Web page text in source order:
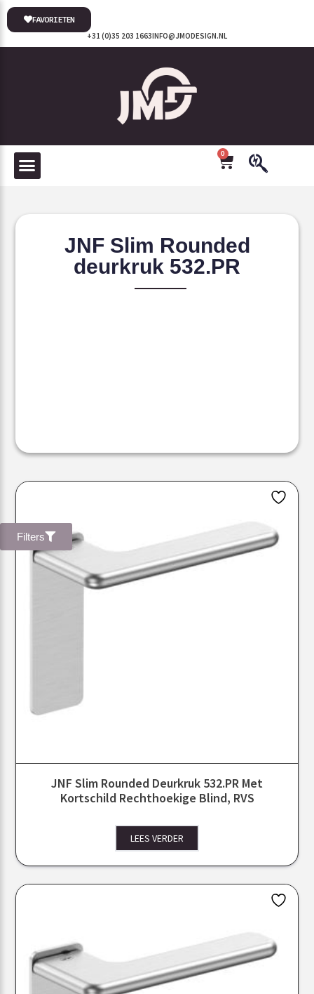
INFO@JMODESIGN.NL
+31 (0)35 203 1663
FAVORIETEN
0
JNF Slim Rounded
deurkruk 532.PR
Filters
JNF Slim Rounded Deurkruk 532.PR Met
Kortschild Rechthoekige Blind, RVS
LEES VERDER